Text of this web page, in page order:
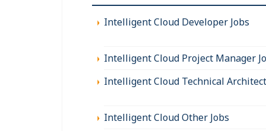
Intelligent Cloud Developer Jobs
Intelligent Cloud Project Manager
Intelligent Cloud Technical
Intelligent Cloud Other Jobs